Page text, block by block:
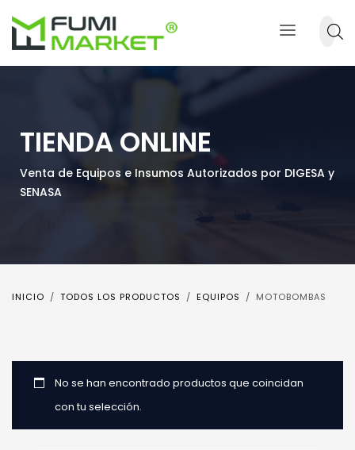
TIENDA ONLINE
Venta de Equipos e Insumos Autorizados por DIGESA y
SENASA
INICIO TODOS LOS PRODUCTOS EQUIPOS MOTOBOMBAS
No se han encontrado productos que coincidan
con tu selección.